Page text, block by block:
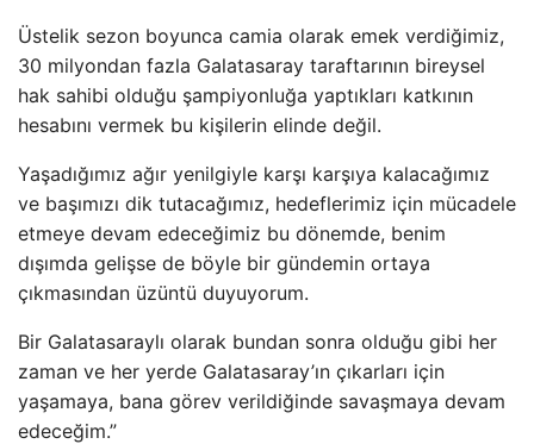
Üstelik sezon boyunca camia olarak emek verdiğimiz,
30 milyondan fazla Galatasaray taraftarının bireysel
hak sahibi olduğu şampiyonluğa yaptıkları katkının
hesabını vermek bu kişilerin elinde değil.
Yaşadığımız ağır yenilgiyle karşı karşıya kalacağımız
ve başımızı dik tutacağımız, hedeflerimiz için mücadele
etmeye devam edeceğimiz bu dönemde, benim
dışımda gelişse de böyle bir gündemin ortaya
çıkmasından üzüntü duyuyorum.
Bir Galatasaraylı olarak bundan sonra olduğu gibi her
zaman ve her yerde Galatasaray’ın çıkarları için
yaşamaya, bana görev verildiğinde savaşmaya devam
edeceğim.”